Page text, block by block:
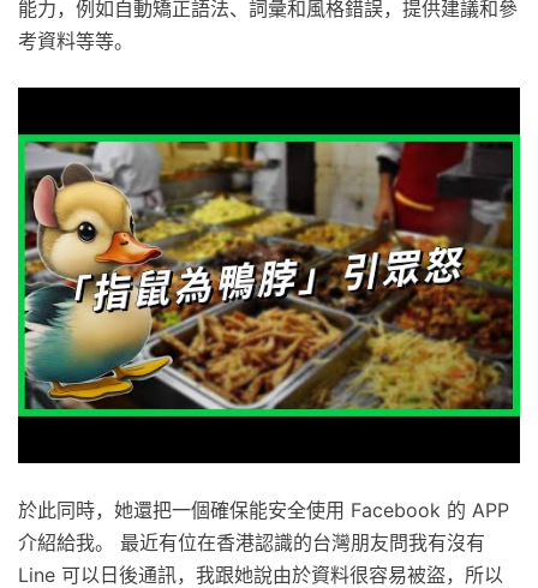
能力，例如自動矯正語法、詞彙和風格錯誤，提供建議和參
考資料等等。
於此同時，她還把一個確保能安全使用 Facebook 的 APP
介紹給我。 最近有位在香港認識的台灣朋友問我有沒有
Line 可以日後通訊，我跟她說由於資料很容易被盜，所以